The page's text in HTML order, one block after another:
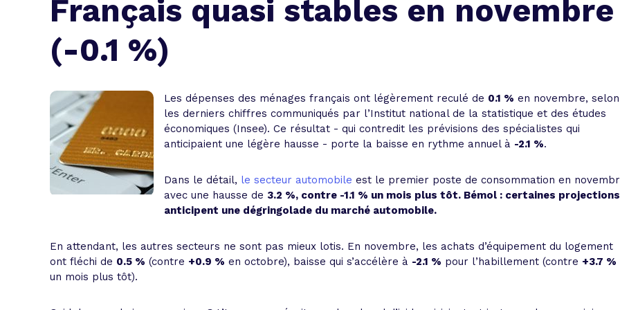
L'acte de vente et le remboursement
Toutes les simulations de
immobilier
Profitez de notre expertise au meilleur taux !
Toutes les simulations
Trouvez votre prêt conso au meilleur taux !
Bénéficiez de notre expertise en regroupement de crédits
Français quasi stables en novembre
(-0.1 %)
Les dépenses des ménages français ont légèrement reculé de 0.1 % en novembre, selon
les derniers chiffres communiqués par l’Institut national de la statistique et des études
économiques (Insee). Ce résultat - qui contredit les prévisions des spécialistes qui
anticipaient une légère hausse - porte la baisse en rythme annuel à -2.1 %.
Dans le détail, le secteur automobile est le premier poste de consommation en
avec une hausse de 3.2 %, contre -1.1 % un mois plus tôt. Bémol : certaines projections
anticipent une dégringolade du marché automobile.
En attendant, les autres secteurs ne sont pas mieux lotis. En novembre, les achats d’équipement du logement
ont fléchi de 0.5 % (contre +0.9 % en octobre), baisse qui s’accélère à -2.1 % pour l’habillement (contre +3.7 %
un mois plus tôt).